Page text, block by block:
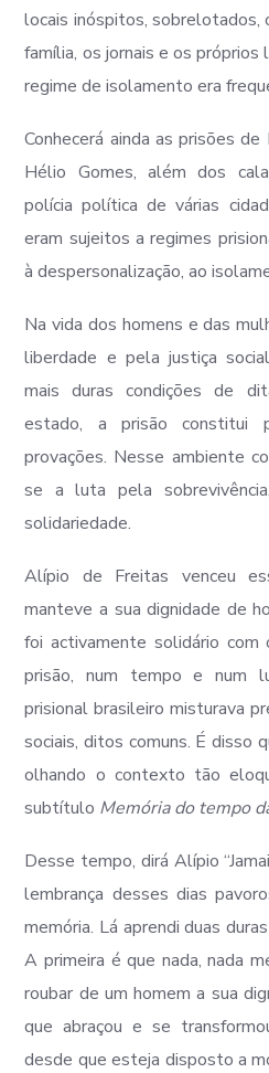
locais inóspitos, sobrelotados,
família, os jornais e os próprios
regime de isolamento era
Conhecerá ainda as prisões de
Hélio Gomes, além dos
polícia política de várias
eram sujeitos a regimes
à despersonalização, ao
Na vida dos homens e das
liberdade e pela justiça
mais duras condições de
estado, a prisão constitui
provações. Nesse ambiente
se a luta pela
solidariedade.
Alípio de Freitas venceu
manteve a sua dignidade de
foi activamente solidário com
prisão, num tempo e num
prisional brasileiro misturava
sociais, ditos comuns. É disso
olhando o contexto tão
subtítulo Memória do tempo
Desse tempo, dirá Alípio
lembrança desses dias
memória. Lá aprendi duas
A primeira é que nada, nada
roubar de um homem a sua
que abraçou e se
desde que esteja disposto a